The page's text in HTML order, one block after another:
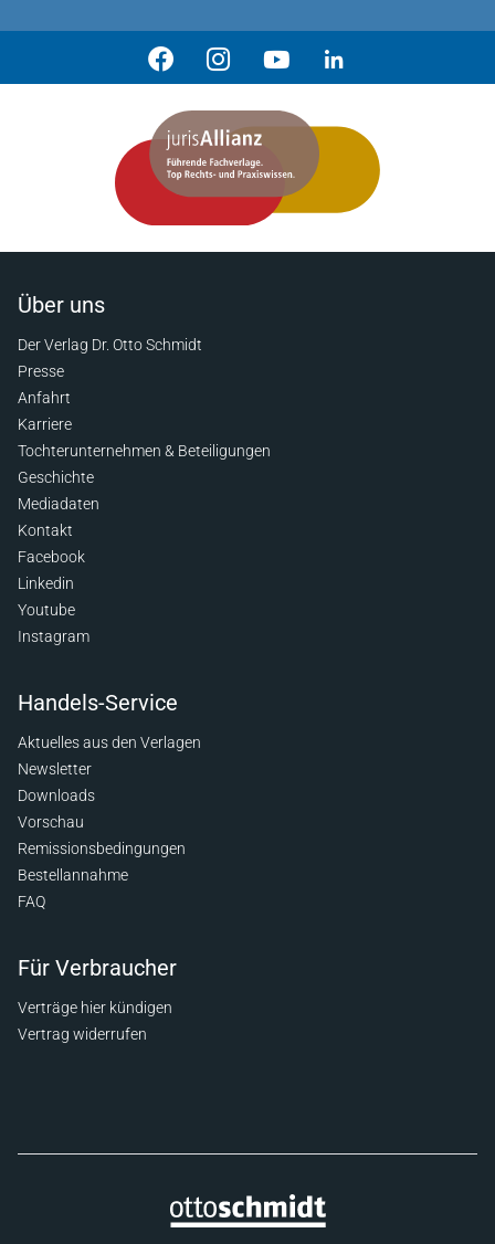
Über uns
Der Verlag Dr. Otto Schmidt
Presse
Anfahrt
Karriere
Tochterunternehmen & Beteiligungen
Geschichte
Mediadaten
Kontakt
Facebook
Linkedin
Youtube
Instagram
Handels-Service
Aktuelles aus den Verlagen
Newsletter
Downloads
Vorschau
Remissionsbedingungen
Bestellannahme
FAQ
Für Verbraucher
Verträge hier kündigen
Vertrag widerrufen